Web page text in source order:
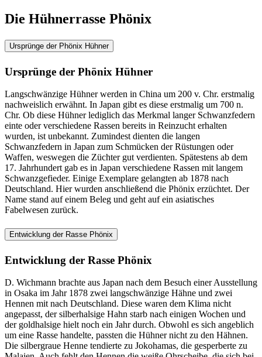
Die Hühnerrasse Phönix
Ursprünge der Phönix Hühner
Ursprünge der Phönix Hühner
Langschwänzige Hühner werden in China um 200 v. Chr. erstmalig
nachweislich erwähnt. In Japan gibt es diese erstmalig um 700 n.
Chr. Ob diese Hühner lediglich das Merkmal langer Schwanzfedern
einte oder verschiedene Rassen bereits in Reinzucht erhalten
wurden, ist unbekannt. Zumindest dienten die langen
Schwanzfedern in Japan zum Schmücken der Rüstungen oder
Waffen, weswegen die Züchter gut verdienten. Spätestens ab dem
17. Jahrhundert gab es in Japan verschiedene Rassen mit langem
Schwanzgefieder. Einige Exemplare gelangten ab 1878 nach
Deutschland. Hier wurden anschließend die Phönix erzüchtet. Der
Name stand auf einem Beleg und geht auf ein asiatisches
Fabelwesen zurück.
Entwicklung der Rasse Phönix
Entwicklung der Rasse Phönix
D. Wichmann brachte aus Japan nach dem Besuch einer Ausstellung
in Osaka im Jahr 1878 zwei langschwänzige Hähne und zwei
Hennen mit nach Deutschland. Diese waren dem Klima nicht
angepasst, der silberhalsige Hahn starb nach einigen Wochen und
der goldhalsige hielt noch ein Jahr durch. Obwohl es sich angeblich
um eine Rasse handelte, passten die Hühner nicht zu den Hähnen.
Die silbergraue Henne tendierte zu Jokohamas, die gesperberte zu